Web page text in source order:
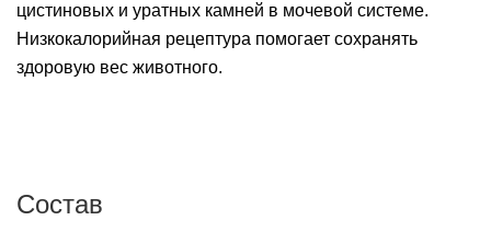
цистиновых и уратных камней в мочевой системе.
Низкокалорийная рецептура помогает сохранять
здоровую вес животного.
Состав